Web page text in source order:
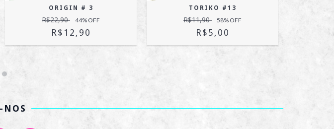
ORIGIN # 3
R$22,90 44% OFF
R$12,90
TORIKO #13
R$11,90 58% OFF
R$5,00
NOS